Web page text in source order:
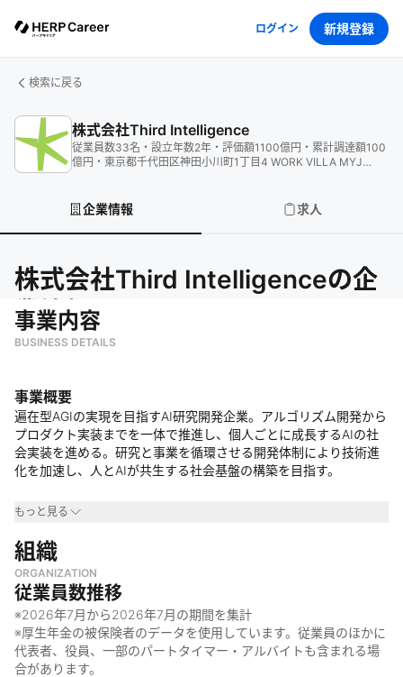
ログイン 新規登録
検索に戻る
株式会社Third Intelligence
従業員数33名 ・ 設立年数2年 ・ 評価額1100億円 ・ 累計調達額100
億円 ・ 東京都千代田区神田小川町1丁目4 WORK VILLA MYJ
企業情報 求人
株式会社Third Intelligenceの企
業情報
事業内容
BUSINESS DETAILS
事業概要
遍在型AGIの実現を目指すAI研究開発企業。アルゴリズム開発から
プロダクト実装までを一体で推進し、個人ごとに成長するAIの社
会実装を進める。研究と事業を循環させる開発体制により技術進
化を加速し、人とAIが共生する社会基盤の構築を目指す。
事業領域
・AI／人工知能
・ディープテック
・ソフトウェア開発
なぜやっているのか
・人とAIが信頼関係を築き共生する社会の実現
・個人ごとに最適化され成長するAIの普及
もっと見る
組織
ORGANIZATION
従業員数推移
※2026年7月から2026年7月の期間を集計
※厚生年金の被保険者のデータを使用しています。従業員のほかに
代表者、役員、一部のパートタイマー・アルバイトも含まれる場
合があります。